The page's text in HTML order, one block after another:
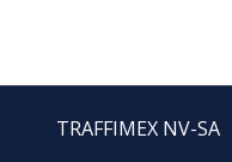
TRAFFIMEX NV-SA